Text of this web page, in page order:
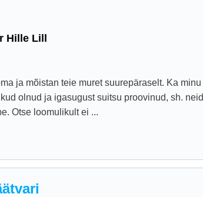
Hille Lill
ja mõistan teie muret suurepäraselt. Ka minu
olnud ja igasugust suitsu proovinud, sh. neid
Otse loomulikult ei ...